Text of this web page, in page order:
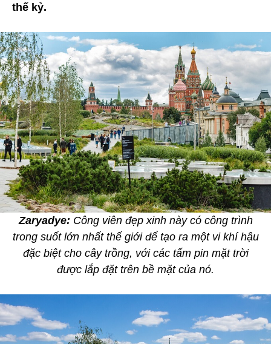
thế kỷ.
Zaryadye: Công viên đẹp xinh này có công trình
trong suốt lớn nhất thế giới để tạo ra một vi khí hậu
đặc biệt cho cây trồng, với các tấm pin mặt trời
được lắp đặt trên bề mặt của nó.